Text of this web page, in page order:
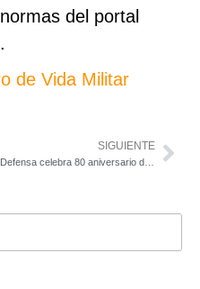
del portal
de Vida Militar
SIGUIENTE
Defensa celebra 80 aniversario de la Escuela Militar de Materiales de Guerra, semillero de especialistas en armamento militar